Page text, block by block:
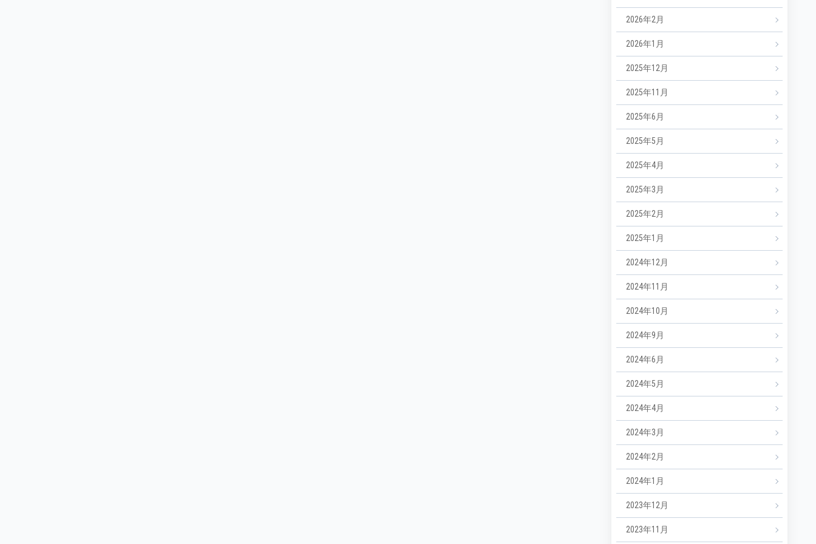
2026年2月
2026年1月
2025年12月
2025年11月
2025年6月
2025年5月
2025年4月
2025年3月
2025年2月
2025年1月
2024年12月
2024年11月
2024年10月
2024年9月
2024年6月
2024年5月
2024年4月
2024年3月
2024年2月
2024年1月
2023年12月
2023年11月